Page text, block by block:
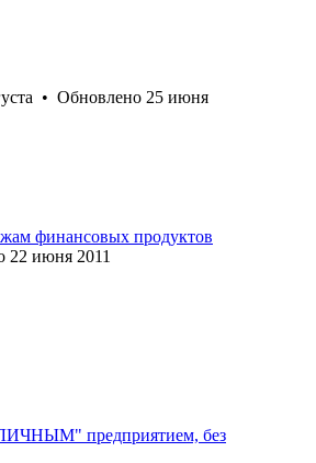
• Обновлено 25 июня
финансовых продуктов
22 июня 2011
предприятием, без